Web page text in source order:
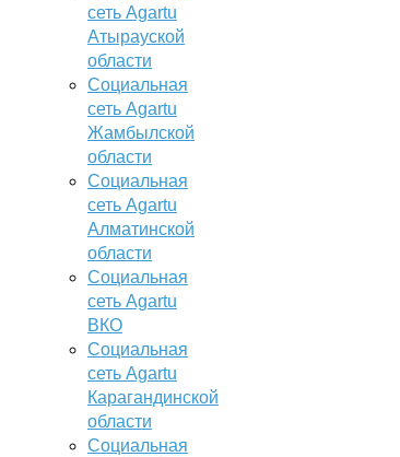
сеть Agartu
Атырауской
области
Социальная
сеть Agartu
Жамбылской
области
Социальная
сеть Agartu
Алматинской
области
Социальная
сеть Agartu
ВКО
Социальная
сеть Agartu
Карагандинской
области
Социальная